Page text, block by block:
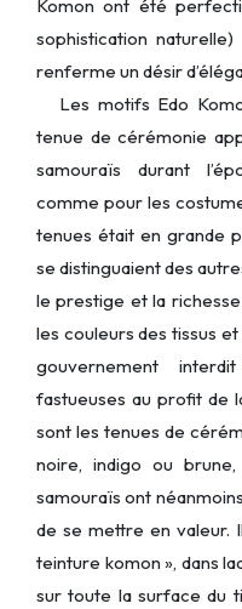
Komon ont été
sophistication naturelle)
renferme un désir
Les motifs Edo
tenue de cérémonie
samouraïs durant
comme pour les
tenues était en grande
se distinguaient des
le prestige et la
les couleurs des tissus
gouvernement
fastueuses au profit de
sont les tenues de
noire, indigo ou
samouraïs ont
de se mettre en valeur.
teinture komon », dans
sur toute la surface du